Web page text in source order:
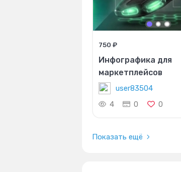
750 ₽
Инфографика для
маркетплейсов
user83504
4
0 0
Показать ещё